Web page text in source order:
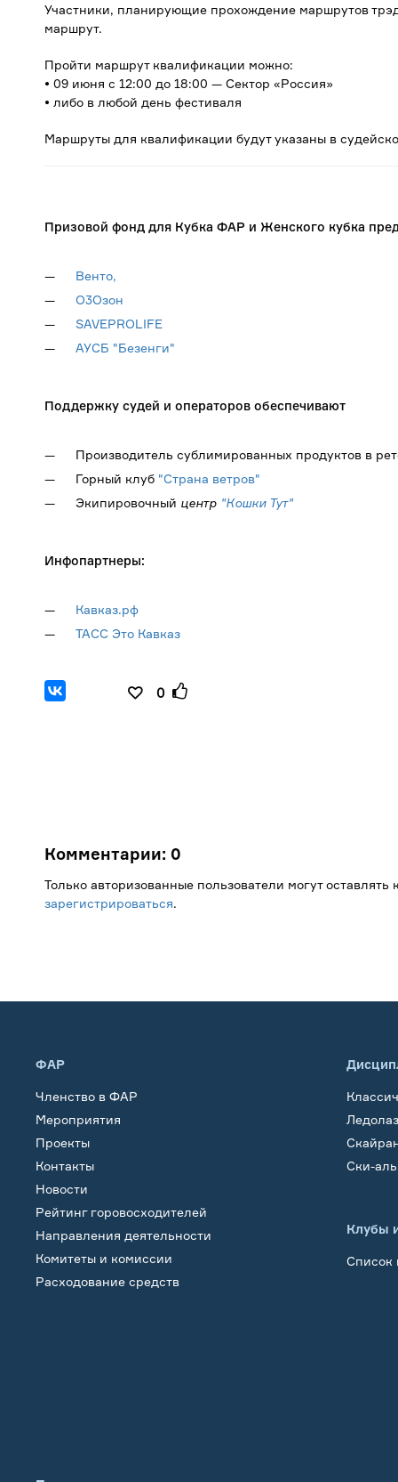
Участники, планирующие прохождение маршрутов
маршрут.
Пройти маршрут квалификации можно:
• 09 июня с 12:00 до 18:00 — Сектор «Россия»
• либо в любой день фестиваля
Маршруты для квалификации будут указаны в
Призовой фонд для Кубка ФАР и Женского кубка
Венто,
О3Озон
SAVEPROLIFE
АУСБ "Безенги"
Поддержку судей и операторов обеспечивают
Производитель сублимированных продуктов в
Горный клуб "Страна ветров"
Экипировочный центр "Кошки Тут"
Инфопартнеры:
Кавказ.рф
ТАСС Это Кавказ
0
Комментарии: 0
Только авторизованные пользователи могут
зарегистрироваться.
ФАР
Членство в ФАР
Мероприятия
Проекты
Контакты
Новости
Рейтинг горовосходителей
Направления деятельности
Комитеты и комиссии
Расходование средств
Ски-
Клубы
Список